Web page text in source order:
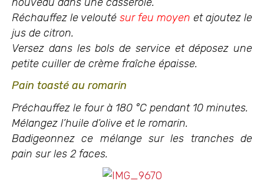
Réchauffez le velouté sur feu moyen et ajoutez le
jus de citron.
Versez dans les bols de service et déposez une
petite cuiller de crème fraîche épaisse.
Pain toasté au romarin
Préchauffez le four à 180 °C pendant 10 minutes.
Mélangez l’huile d’olive et le romarin.
Badigeonnez ce mélange sur les tranches de
pain sur les 2 faces.